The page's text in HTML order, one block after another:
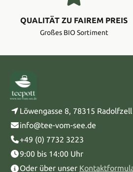
QUALITÄT ZU FAIREM PREIS
Großes BIO Sortiment
Löwengasse 8, 78315 Radolfzell
info@tee-vom-see.de
+49 (0) 7732 3223
9:00 bis 14:00 Uhr
Oder über unser